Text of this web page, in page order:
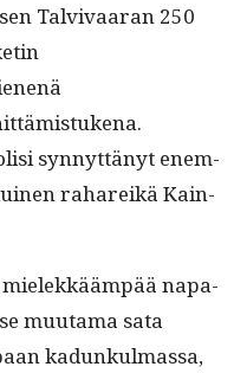
Tal­vi­vaaran 250
syn­nyt­tänyt enem­
rahareikä Kain­
nap­a­
muu­ta­ma sata
kadunkul­mas­sa,